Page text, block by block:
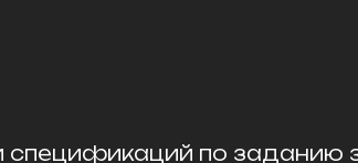
спецификаций по заданию